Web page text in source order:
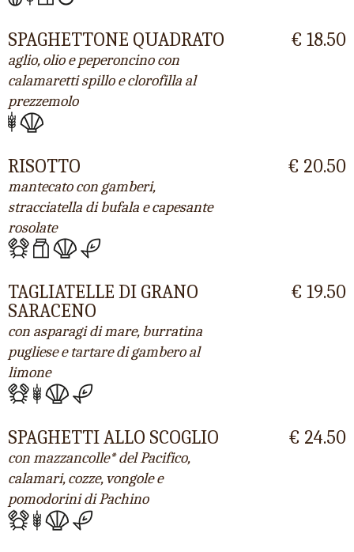
SPAGHETTONE QUADRATO
aglio, olio e peperoncino con
calamaretti spillo e clorofilla al
prezzemolo
€ 18.50
RISOTTO
mantecato con gamberi,
stracciatella di bufala e capesante
rosolate
€ 20.50
TAGLIATELLE DI GRANO
SARACENO
con asparagi di mare, burratina
pugliese e tartare di gambero al
limone
€ 19.50
SPAGHETTI ALLO SCOGLIO
con mazzancolle* del Pacifico,
calamari, cozze, vongole e
pomodorini di Pachino
€ 24.50